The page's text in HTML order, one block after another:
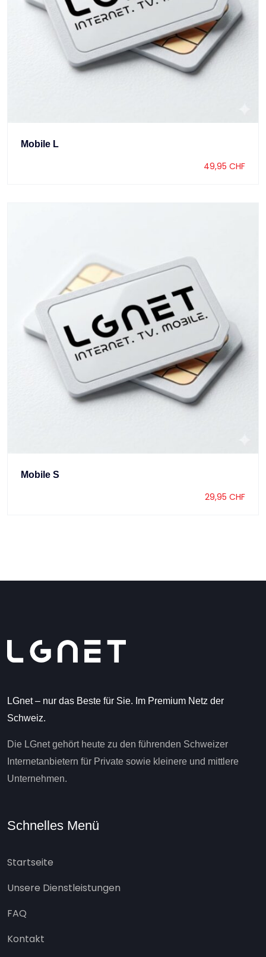
Mobile L
49,95 CHF
Mobile S
29,95 CHF
LGnet – nur das Beste für Sie. Im Premium Netz der
Schweiz.
Die LGnet gehört heute zu den führenden Schweizer
Internetanbietern für Private sowie kleinere und mittlere
Unternehmen.
Schnelles Menü
Startseite
Unsere Dienstleistungen
FAQ
Kontakt